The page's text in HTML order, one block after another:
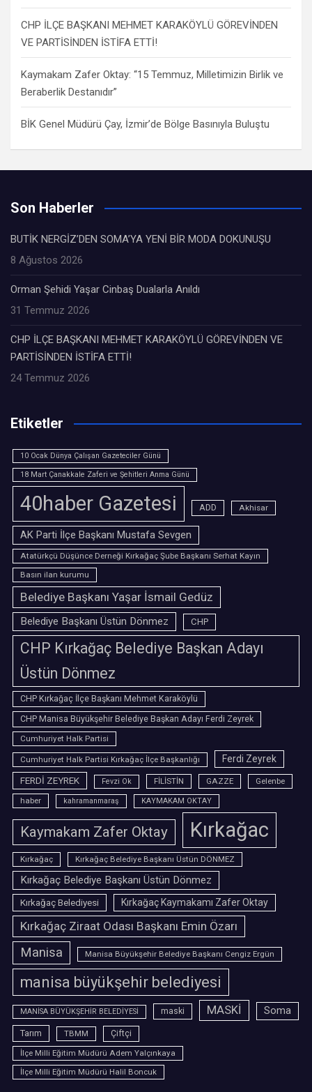
CHP İLÇE BAŞKANI MEHMET KARAKÖYLÜ GÖREVİNDEN
VE PARTİSİNDEN İSTİFA ETTİ!
Kaymakam Zafer Oktay: “15 Temmuz, Milletimizin Birlik ve
Beraberlik Destanıdır”
BİK Genel Müdürü Çay, İzmir’de Bölge Basınıyla Buluştu
Son Haberler
BUTİK NERGİZ’DEN SOMA’YA YENİ BİR MODA DOKUNUŞU
8 Ağustos 2026
Orman Şehidi Yaşar Cinbaş Dualarla Anıldı
31 Temmuz 2026
CHP İLÇE BAŞKANI MEHMET KARAKÖYLÜ GÖREVİNDEN VE
PARTİSİNDEN İSTİFA ETTİ!
24 Temmuz 2026
Etiketler
10 Ocak Dünya Çalışan Gazeteciler Günü
18 Mart Çanakkale Zaferi ve Şehitleri Anma Günü
40haber Gazetesi ADD Akhisar
AK Parti İlçe Başkanı Mustafa Sevgen
Atatürkçü Düşünce Derneği Kırkağaç Şube Başkanı Serhat Kayın
Basın ilan kurumu
Belediye Başkanı Yaşar İsmail Gedüz
Belediye Başkanı Üstün Dönmez CHP
CHP Kırkağaç Belediye Başkan Adayı
Üstün Dönmez
CHP Kırkağaç İlçe Başkanı Mehmet Karaköylü
CHP Manisa Büyükşehir Belediye Başkan Adayı Ferdi Zeyrek
Cumhuriyet Halk Partisi
Cumhuriyet Halk Partisi Kırkağaç İlçe Başkanlığı
Ferdi Zeyrek
FERDİ ZEYREK
Fevzi Ok FİLİSTİN GAZZE
Gelenbe
haber
kahramanmaraş KAYMAKAM OKTAY
Kaymakam Zafer Oktay Kırkağac
Kırkağaç Kırkağaç Belediye Başkanı Üstün DÖNMEZ
Kırkağaç Belediye Başkanı Üstün Dönmez
Kırkağaç Belediyesi Kırkağaç Kaymakamı Zafer Oktay
Kırkağaç Ziraat Odası Başkanı Emin Özarı
Manisa Manisa Büyükşehir Belediye Başkanı Cengiz Ergün
manisa büyükşehir belediyesi
MANİSA BÜYÜKŞEHİR BELEDİYESİ maski MASKİ Soma
Tarım TBMM
Çiftçi
İlçe Milli Eğitim Müdürü Adem Yalçınkaya
İlçe Milli Eğitim Müdürü Halil Boncuk